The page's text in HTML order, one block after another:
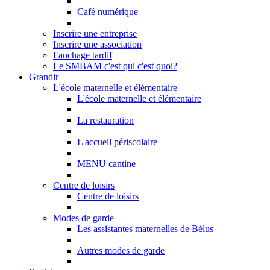
Café numérique
Inscrire une entreprise
Inscrire une association
Fauchage tardif
Le SMBAM c'est qui c'est quoi?
Grandir
L'école maternelle et élémentaire
L'école maternelle et élémentaire
La restauration
L'accueil périscolaire
MENU cantine
Centre de loisirs
Centre de loisirs
Modes de garde
Les assistantes maternelles de Bélus
Autres modes de garde